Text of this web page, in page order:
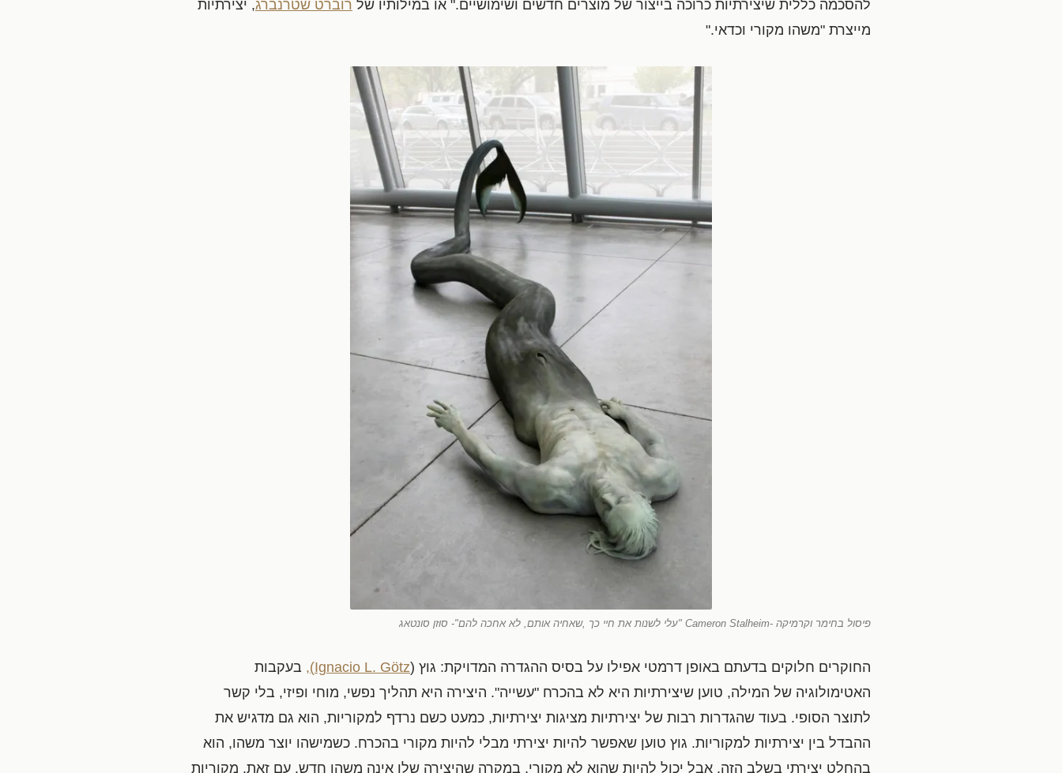
להסכמה כללית שיצירתיות כרוכה בייצור של מוצרים חדשים ושימושיים." או במילותיו של רוברט שטרנברג, יצירתיות
מייצרת "משהו מקורי וכדאי."
פיסול בחימר וקרמיקה -Cameron Stalheim "עלי לשנות את חיי כך ,שאחיה אותם, לא אחכה להם"- סוזן סונטאג
החוקרים חלוקים בדעתם באופן דרמטי אפילו על בסיס ההגדרה המדויקת: גוץ (Ignacio L. Götz),
בעקבות
האטימולוגיה של המילה, טוען שיצירתיות היא לא בהכרח "עשייה". היצירה היא תהליך נפשי, מוחי ופיזי, בלי קשר
לתוצר הסופי. בעוד שהגדרות רבות של יצירתיות מציגות יצירתיות, כמעט כשם נרדף למקוריות, הוא גם מדגיש את
ההבדל בין יצירתיות למקוריות. גוץ טוען שאפשר להיות יצירתי מבלי להיות מקורי בהכרח. כשמישהו יוצר משהו, הוא
בהחלט יצירתי בשלב הזה, אבל יכול להיות שהוא לא מקורי, במקרה שהיצירה שלו אינה משהו חדש. עם זאת, מקוריות